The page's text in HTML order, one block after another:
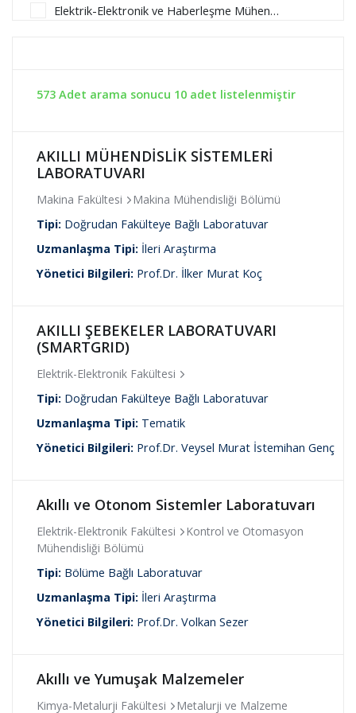
Mimarlık Fakültesi
Türkçe Öğretimi Uygulama ve Araştırma Merkezi
Elektrik-Elektronik ve Haberleşme Mühendisliği
Gıda Bilimleri ve Mühendisliği
Harita Mühendisliği
İç Mimarlık
İnşaat Mühendisliği
Kamu Yönetimi
Kimya
Maden Mühendisliği
Malzeme ve Metalurji Mühendisliği
Matematik
Mekatronik Mühendisliği
Mimarlık
Moleküler Biyoloji ve Genetik
Müzik
Orman Mühendisliği
Petrol Mühendisliği
Peyzaj Mimarlığı
Su Ürünleri
Şehir ve Bölge Planlama
Tasarım
Tekstil Bilimleri ve Mühendisliği
Yazılım Mühendisliği
573 Adet arama sonucu 10 adet listelenmiştir
AKILLI MÜHENDİSLİK SİSTEMLERİ
LABORATUVARI
Makina Fakültesi
Makina Mühendisliği Bölümü
Tipi: Doğrudan Fakülteye Bağlı Laboratuvar
Uzmanlaşma Tipi: İleri Araştırma
Yönetici Bilgileri: Prof.Dr. İlker Murat Koç
AKILLI ŞEBEKELER LABORATUVARI
(SMARTGRID)
Elektrik-Elektronik Fakültesi
Tipi: Doğrudan Fakülteye Bağlı Laboratuvar
Uzmanlaşma Tipi: Tematik
Yönetici Bilgileri: Prof.Dr. Veysel Murat İstemihan Genç
Akıllı ve Otonom Sistemler Laboratuvarı
Elektrik-Elektronik Fakültesi
Kontrol ve Otomasyon
Mühendisliği Bölümü
Tipi: Bölüme Bağlı Laboratuvar
Uzmanlaşma Tipi: İleri Araştırma
Yönetici Bilgileri: Prof.Dr. Volkan Sezer
Akıllı ve Yumuşak Malzemeler
Kimya-Metalurji Fakültesi Metalurji ve Malzeme